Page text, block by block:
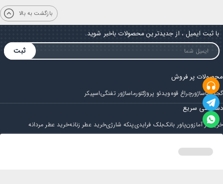
بازگشت به بالا
با ثبت ایمیل ، از جدیدترین محصولات باخبر شوید.
ثبت
محصولات پر فروش
گجتماساژورچراغ قوهویدئو پروژکتورماساژور تفنگیاسپیکر
دسترسی سریع
خرید از آمازونپاور بانکبلک فرایدیپنکه شارژیخرید عطر زنانهخرید عطر مردانه
مجله ایران باباحساب کاربری